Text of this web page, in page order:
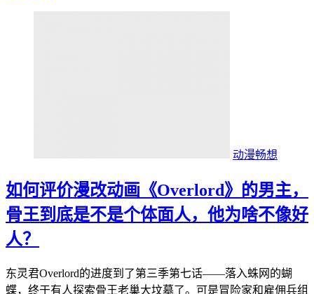
动漫畅想
如何评价漫改动画《Overlord》的男主，
骨王到底是不是个体面人，他为啥不像好
人？
东灵君Overlord的进度到了第三季第七话——落入蛛网的蝴
蝶，终于有人探索骨王老巢大坟墓了。可是冒险家和雇佣兵组